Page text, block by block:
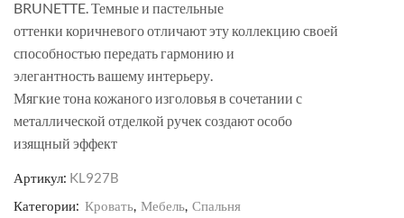
BRUNETTE. Темные и пастельные
оттенки коричневого отличают эту коллекцию своей
способностью передать гармонию и
элегантность вашему интерьеру.
Мягкие тона кожаного изголовья в сочетании с
металлической отделкой ручек создают особо
изящный эффект
Артикул: KL927B
Категории: Кровать, Мебель, Спальня